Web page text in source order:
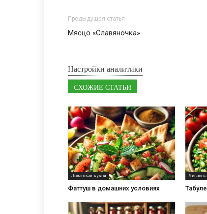
Предыдущая статья
Мясцо «Славяночка»
Настройки аналитики
СХОЖИЕ СТАТЬИ
Ливанская кухня
Фаттуш в домашних условиях